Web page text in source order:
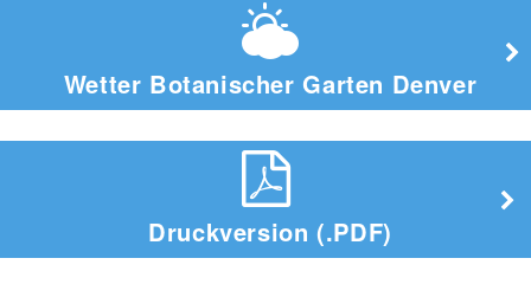
Wetter Botanischer Garten Denver
Druckversion (.PDF)